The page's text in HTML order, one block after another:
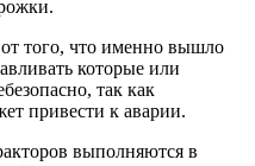
от того, что именно вышло
которые или
так как
привести к аварии.
выполняются в